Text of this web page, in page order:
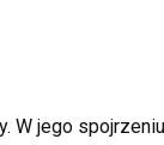
W jego